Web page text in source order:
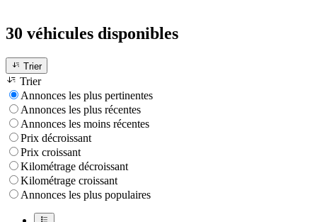
30 véhicules disponibles
Trier
Trier
Annonces les plus pertinentes
Annonces les plus récentes
Annonces les moins récentes
Prix décroissant
Prix croissant
Kilométrage décroissant
Kilométrage croissant
Annonces les plus populaires